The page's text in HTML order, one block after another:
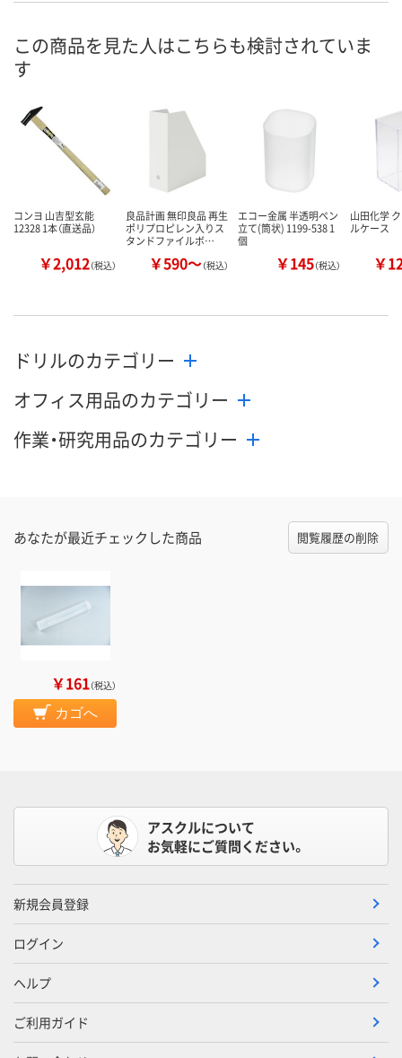
カゴへ カゴへ カ
この商品を見た人はこちらも検討されていま
す
コンヨ 山吉型玄能
12328 1本（直送品）
￥2,012（税込）
良品計画 無印良品 再生
ポリプロピレン入りス
タンドファイルボ…
￥590～（税込）
エコー金属 半透明ペン
立て(筒状) 1199-538 1
個
￥145（税込）
山田化学
ルケース
￥
ドリルのカテゴリー
オフィス用品のカテゴリー
作業・研究用品のカテゴリー
あなたが最近チェックした商品 閲覧履歴の削除
￥161（税込）
カゴへ
アスクルについて
お気軽にご質問ください。
新規会員登録
ログイン
ヘルプ
ご利用ガイド